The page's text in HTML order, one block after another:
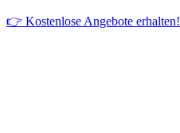
👉 Kostenlose Angebote erhalten!